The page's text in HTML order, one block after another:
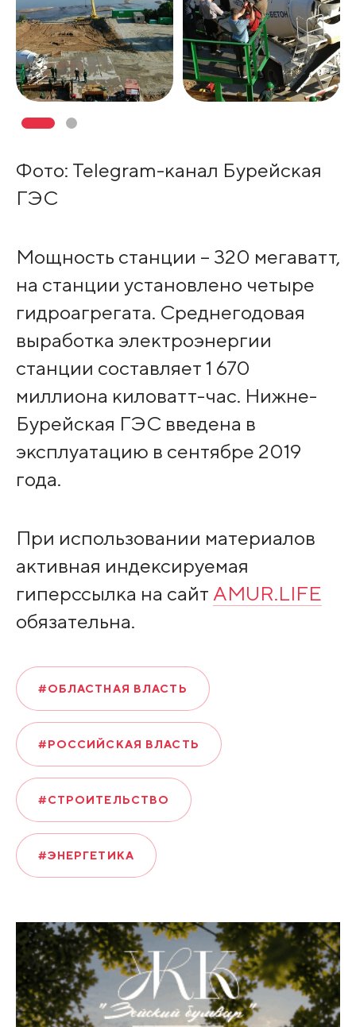
Фото: Telegram-канал Бурейская
ГЭС
Мощность станции – 320 мегаватт,
на станции установлено четыре
гидроагрегата. Среднегодовая
выработка электроэнергии
станции составляет 1 670
миллиона киловатт-час. Нижне-
Бурейская ГЭС введена в
эксплуатацию в сентябре 2019
года.
При использовании материалов
активная индексируемая
гиперссылка на сайт AMUR.LIFE
обязательна.
#ОБЛАСТНАЯ ВЛАСТЬ
#РОССИЙСКАЯ ВЛАСТЬ
#СТРОИТЕЛЬСТВО
#ЭНЕРГЕТИКА